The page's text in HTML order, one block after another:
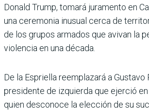
Donald Trump, tomará juramento en
una ceremonia inusual cerca de
de los grupos armados que avivan la
violencia en una década.
De la Espriella reemplazará a
presidente de izquierda que ejerció
quien desconoce la elección de su